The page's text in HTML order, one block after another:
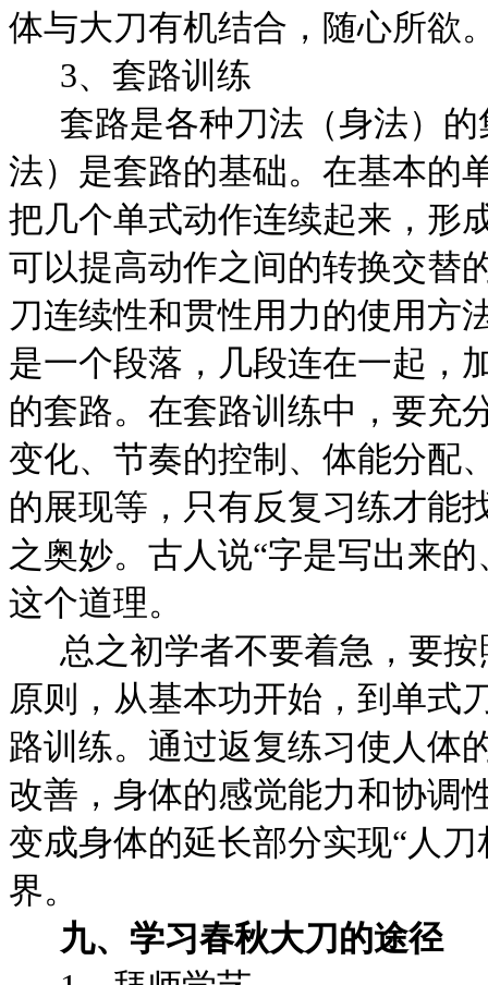
体与大刀有机结合，随心所欲
3、套路训练
套路是各种刀法（身法）
法）是套路的基础。在基本的
把几个单式动作连续起来，形
可以提高动作之间的转换交替
刀连续性和贯性用力的使用方
是一个段落，几段连在一起，
的套路。在套路训练中，要充
变化、节奏的控制、体能分配
的展现等，只有反复习练才能
之奥妙。古人说“字是写出来
这个道理。
总之初学者不要着急，要
原则，从基本功开始，到单式
路训练。通过返复练习使人体
改善，身体的感觉能力和协调
变成身体的延长部分实现“人
界。
九、学习春秋大刀的途径